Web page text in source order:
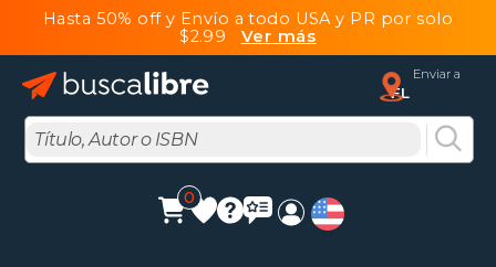
Hasta 50% off y Envío a todo USA y PR por solo
$2.99 Ver más
Enviar a
FL
0